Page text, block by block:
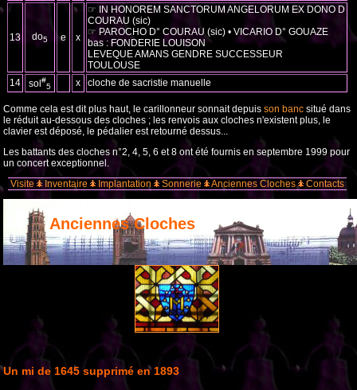
13 do5 e x
☞ IN HONOREM SANCTORUM ANGELORUM EX DONO D
COURAU (sic)
☞ PAROCHO D° COURAU (sic) • VICARIO D° GOUAZE
bas : FONDERIE LOUISON
LEVEQUE AMANS GENDRE SUCCESSEUR
TOULOUSE
14
sol#
5 x cloche de sacristie manuelle
Comme cela est dit plus haut, le carillonneur sonnait depuis son banc situé dans
le réduit au-dessous des cloches ; les renvois aux cloches n'existent plus, le
clavier est déposé, le pédalier est retourné dessus...
Les battants des cloches n°2, 4, 5, 6 et 8 ont été fournis en septembre 1999 pour
un concert exceptionnel.
Visite
Inventaire Implantation Sonnerie Anciennes Cloches Contacts
Anciennes Cloches
Un mi de 1645 supprimé en 1893